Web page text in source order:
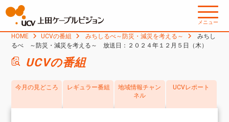
メニュー
HOME UCVの番組 みちしるべ～防災・減災を考える～
みちし
るべ ～防災・減災を考える～ 放送日：２０２４年１２月５日（木）
UCVの番組
今月の見どころ レギュラー番組
地域情報チャン
ネル
UCVレポート